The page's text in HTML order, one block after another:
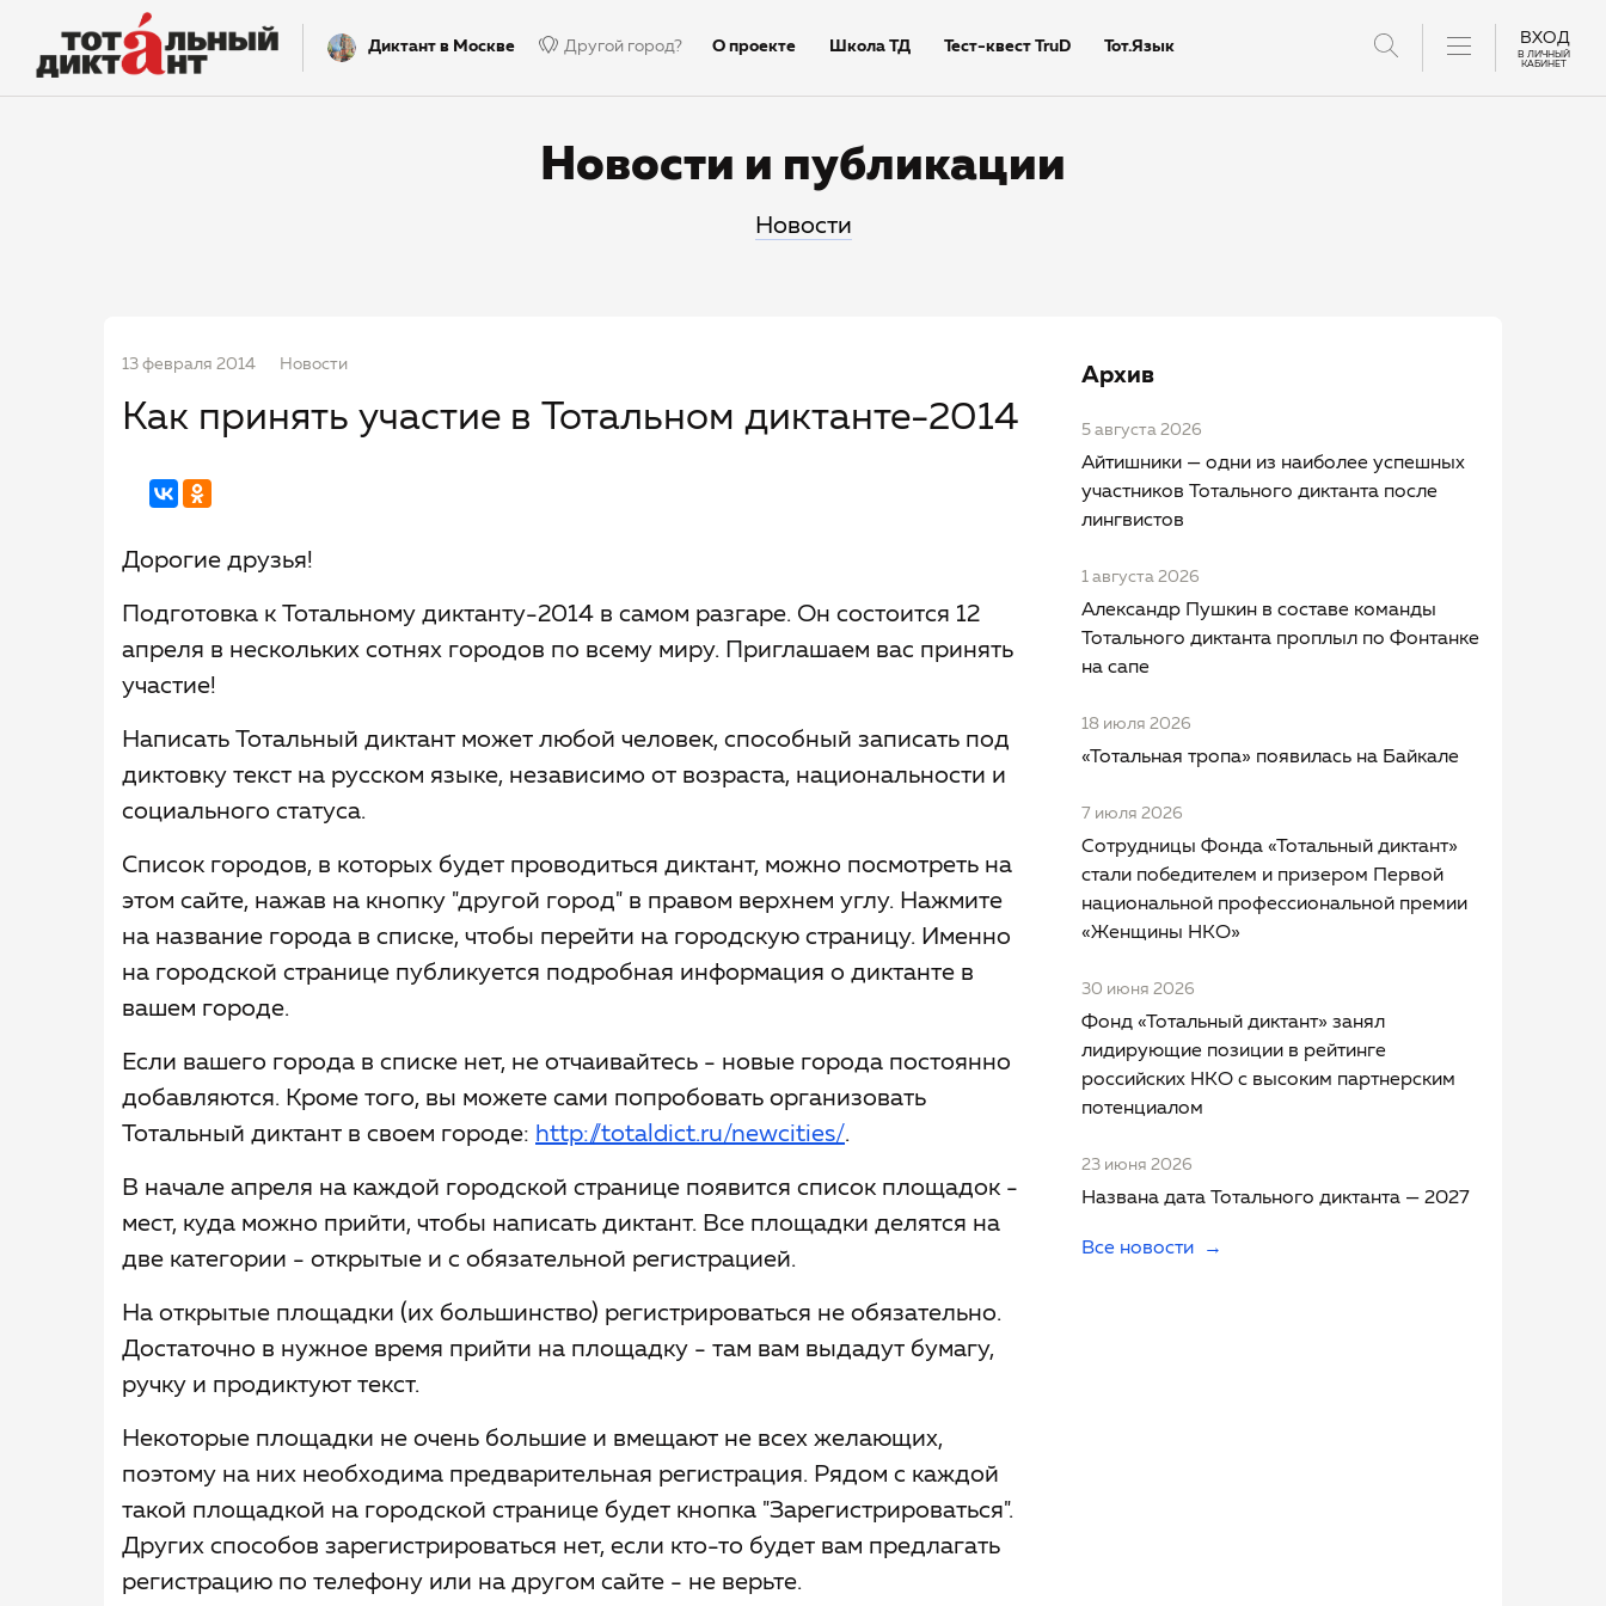
Диктант в Москве Другой город? О проекте Школа ТД Тест-квест TruD Тот.Язык
Недиктант.Дети Столица Тексты диктантов
ВХОД
В ЛИЧНЫЙ
КАБИНЕТ
Новости и публикации
Новости
13 февраля 2014 Новости
Как принять участие в Тотальном диктанте-2014
Дорогие друзья!
Подготовка к Тотальному диктанту-2014 в самом разгаре. Он состоится 12
апреля в нескольких сотнях городов по всему миру. Приглашаем вас принять
участие!
Написать Тотальный диктант может любой человек, способный записать под
диктовку текст на русском языке, независимо от возраста, национальности и
социального статуса.
Список городов, в которых будет проводиться диктант, можно посмотреть на
этом сайте, нажав на кнопку "другой город" в правом верхнем углу. Нажмите
на название города в списке, чтобы перейти на городскую страницу. Именно
на городской странице публикуется подробная информация о диктанте в
вашем городе.
Если вашего города в списке нет, не отчаивайтесь - новые города постоянно
добавляются. Кроме того, вы можете сами попробовать организовать
Тотальный диктант в своем городе: http://totaldict.ru/newcities/.
В начале апреля на каждой городской странице появится список площадок -
мест, куда можно прийти, чтобы написать диктант. Все площадки делятся на
две категории - открытые и с обязательной регистрацией.
На открытые площадки (их большинство) регистрироваться не обязательно.
Достаточно в нужное время прийти на площадку - там вам выдадут бумагу,
ручку и продиктуют текст.
Некоторые площадки не очень большие и вмещают не всех желающих,
поэтому на них необходима предварительная регистрация. Рядом с каждой
такой площадкой на городской странице будет кнопка "Зарегистрироваться".
Других способов зарегистрироваться нет, если кто-то будет вам предлагать
регистрацию по телефону или на другом сайте - не верьте.
Архив
5 августа 2026
Айтишники — одни из наиболее успешных
участников Тотального диктанта после
лингвистов
1 августа 2026
Александр Пушкин в составе команды
Тотального диктанта проплыл по Фонтанке
на сапе
18 июля 2026
«Тотальная тропа» появилась на Байкале
7 июля 2026
Сотрудницы Фонда «Тотальный диктант»
стали победителем и призером Первой
национальной профессиональной премии
«Женщины НКО»
30 июня 2026
Фонд «Тотальный диктант» занял
лидирующие позиции в рейтинге
российских НКО с высоким партнерским
потенциалом
23 июня 2026
Названа дата Тотального диктанта — 2027
Все новости